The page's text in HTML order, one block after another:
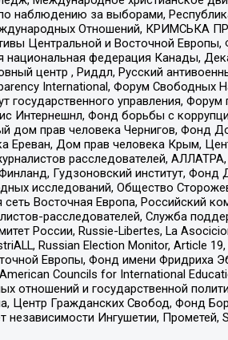
по наблюдению за выборами,
Отношений, КРИМСЬКА
Центральной и Восточной
национальная федерация Канады,
центр , Риддл, Русский
International, Форум Свободных
управления, Форум
Интернешнл, Фонд борьбы с
дом прав человека Чернигов, Фонд
Ереван, Дом прав человека Крым,
расследователей,
Гудзоновский институт, Фонд
исследований, Общество
Восточная Европа, Российский
расследователей, Служба
России, Russie-Libertes, La
Russian Election Monitor, Article
Европы, Фонд имени Фридриха
Councils for International
отношений и государственной
Центр Гражданских Свобод, Фонд
Ингушетии, Прометей,